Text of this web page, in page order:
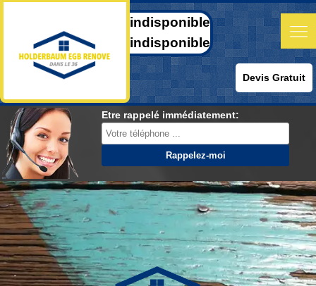
indisponible
indisponible
Devis Gratuit
Etre rappelé immédiatement: